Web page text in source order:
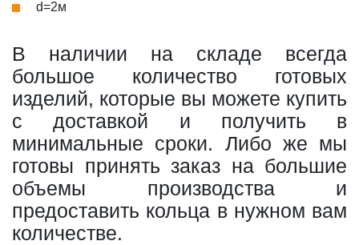
d=2м
В наличии на складе всегда
большое количество готовых
изделий, которые вы можете купить
с доставкой и получить в
минимальные сроки. Либо же мы
готовы принять заказ на большие
объемы производства и
предоставить кольца в нужном вам
количестве.